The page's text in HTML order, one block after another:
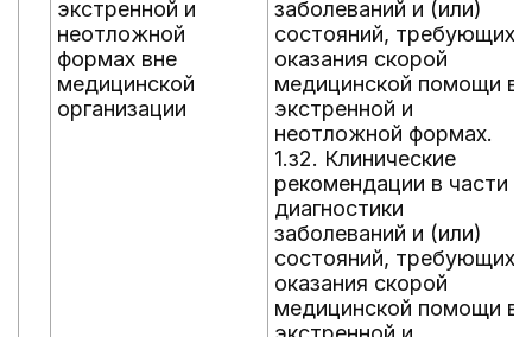
экстренной и
неотложной
формах вне
медицинской
организации
заболеваний и (или)
состояний, требующих
оказания скорой
медицинской помощи в
экстренной и
неотложной формах.
1.з2. Клинические
рекомендации в части
диагностики
заболеваний и (или)
состояний, требующих
оказания скорой
медицинской помощи в